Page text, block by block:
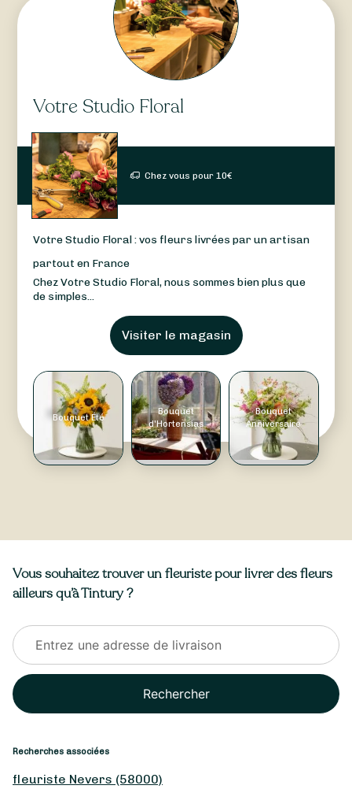
Votre Studio Floral
Chez vous pour10€
Votre Studio Floral : vos fleurs livrées par un artisan
partout en France
Chez Votre Studio Floral, nous sommes bien plus que
de simples...
Visiter le magasin
Bouquet Été
Bouquet
d'Hortensias
Bouquet
Anniversaire
Vous souhaitez trouver un fleuriste pour livrer des fleurs
ailleurs qu’à Tintury ?
Rechercher
Recherches associées
fleuriste Nevers (58000)